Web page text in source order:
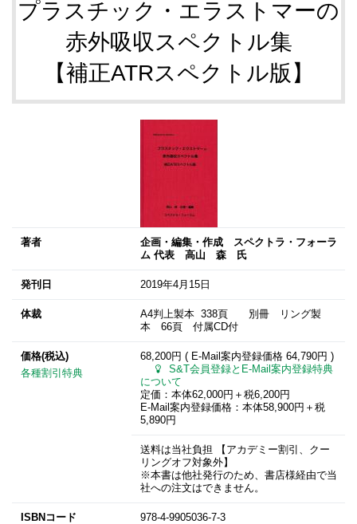
プラスチック・エラストマーの
赤外吸収スペクトル集
【補正ATRスペクトル版】
著者
企画・編集・作成 スペクトラ・フォーラ
ム 代表 高山 森 氏
発刊日 2019年4月15日
体裁
A4判上製本 338頁 別冊 リング製
本 66頁 付属CD付
価格(税込)
各種割引特典
68,200円 ( E-Mail案内登録価格 64,790円 )
S&T会員登録とE-Mail案内登録特典
について
定価：本体62,000円＋税6,200円
E-Mail案内登録価格：本体58,900円＋税
5,890円
送料は当社負担 【アカデミー割引、クー
リングオフ対象外】
※本書は他社発行のため、書店様経由で当
社への注文はできません。
ISBNコード 978-4-9905036-7-3